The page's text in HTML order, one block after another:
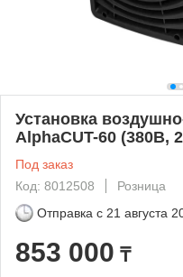
Установка
AlphaCUT-60 (380В,
Под заказ
Код: 8012508
Розница
Отправка с 21 августа
853 000 ₸